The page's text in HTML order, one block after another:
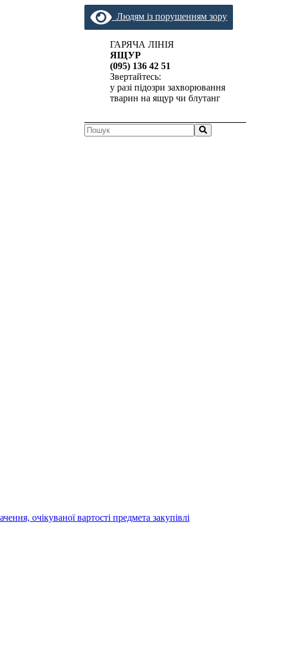
Людям із порушенням зору
ГАРЯЧА ЛІНІЯ
ЯЩУР
(095) 136 42 51
Звертайтесь:
у разі підозри захворювання
тварин на ящур чи блутанг
очікуваної вартості предмета закупівлі